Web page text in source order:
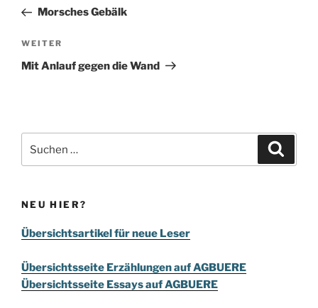
Beitrag
Morsches Gebälk
Nächster
Beitrag
WEITER
Mit Anlauf gegen die Wand
nach:
NEU HIER?
Übersichtsartikel für neue Leser
Übersichtsseite Erzählungen auf AGBUERE
Übersichtsseite Essays auf AGBUERE